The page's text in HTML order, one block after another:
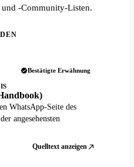
-Community-Listen.
Bestätigte Erwähnung
WhatsApp-Seite des
angesehensten
Quelltext anzeigen